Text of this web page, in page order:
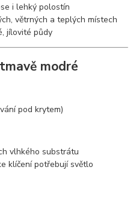
i lehký polostín
větrných a teplých místech
jílovité půdy
modré
pod krytem)
vlhkého substrátu
klíčení potřebují světlo